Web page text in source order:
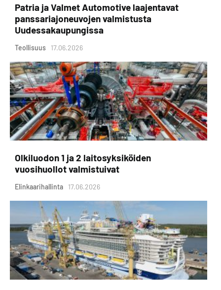
Patria ja Valmet Automotive laajentavat
panssariajoneuvojen valmistusta
Uudessakaupungissa
Teollisuus 17.06.2026
Olkiluodon 1 ja 2 laitosyksiköiden
vuosihuollot valmistuivat
Elinkaarihallinta 17.06.2026